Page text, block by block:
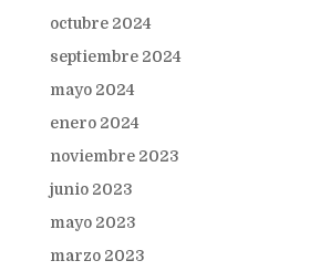
octubre 2024
septiembre 2024
mayo 2024
enero 2024
noviembre 2023
junio 2023
mayo 2023
marzo 2023